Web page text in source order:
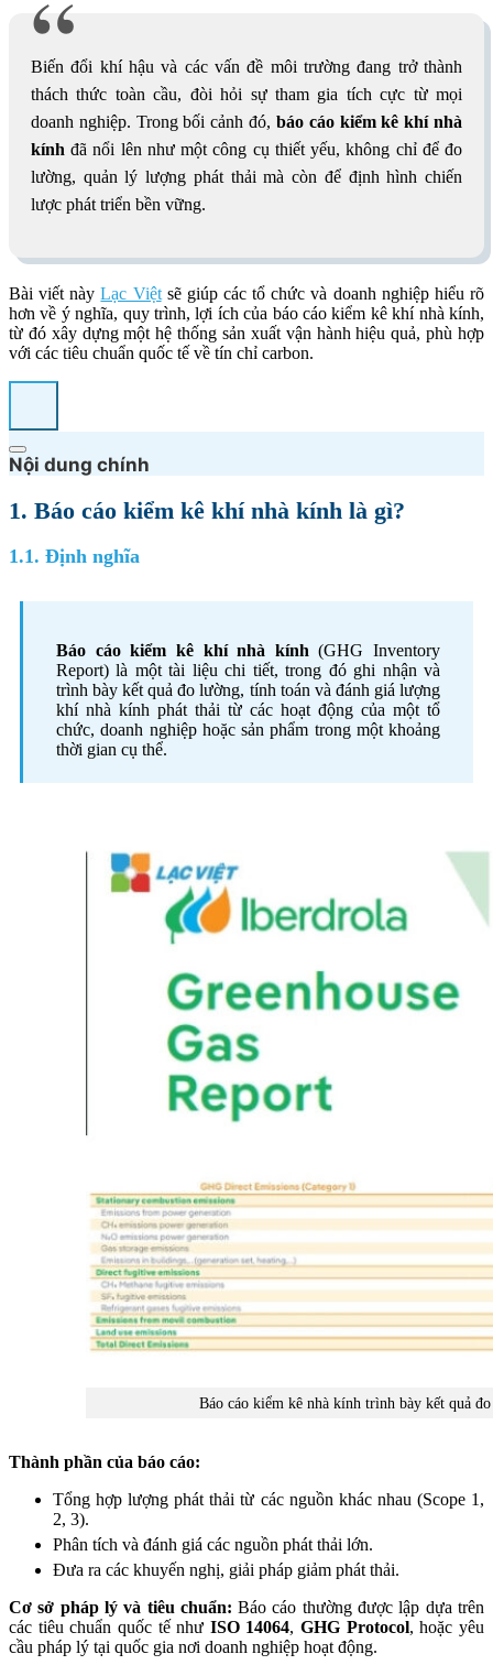
Biến đổi khí hậu và các vấn đề môi trường đang trở thành
thách thức toàn cầu, đòi hỏi sự tham gia tích cực từ mọi
doanh nghiệp. Trong bối cảnh đó, báo cáo kiểm kê khí nhà
kính đã nổi lên như một công cụ thiết yếu, không chỉ để đo
lường, quản lý lượng phát thải mà còn để định hình chiến
lược phát triển bền vững.
Bài viết nàyLạc Việtsẽ giúp các tổ chức và doanh nghiệp hiểu rõ
hơn về ý nghĩa, quy trình, lợi ích của báo cáo kiểm kê khí nhà kính,
từ đó xây dựng một hệ thống sản xuất vận hành hiệu quả, phù hợp
với các tiêu chuẩn quốc tế về tín chỉ carbon.
Nội dung chính
1. Báo cáo kiểm kê khí nhà kính là gì?
1.1. Định nghĩa
Báo cáo kiểm kê khí nhà kính (GHG Inventory
Report) là một tài liệu chi tiết, trong đó ghi nhận và
trình bày kết quả đo lường, tính toán và đánh giá lượng
khí nhà kính phát thải từ các hoạt động của một tổ
chức, doanh nghiệp hoặc sản phẩm trong một khoảng
thời gian cụ thể.
Báo cáo kiểm kê nhà kính trình bày kết quả
Thành phần của báo cáo:
Tổng hợp lượng phát thải từ các nguồn khác nhau (Scope 1,
2, 3).
Phân tích và đánh giá các nguồn phát thải lớn.
Đưa ra các khuyến nghị, giải pháp giảm phát thải.
Cơ sở pháp lý và tiêu chuẩn:Báo cáo thường được lập dựa trên
các tiêu chuẩn quốc tế như ISO 14064,GHG Protocol, hoặc yêu
cầu pháp lý tại quốc gia nơi doanh nghiệp hoạt động.